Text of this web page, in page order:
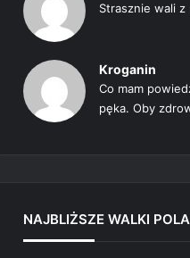
Strasznie wali z
Kroganin
Co mam
pęka. Oby
NAJBLIŻSZE WALKI